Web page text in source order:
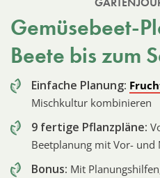
Gemüsebeet-
Beete bis zum
Einfache Planung:
Mischkultur kombinieren
9 fertige Pflanzpläne:
Beetplanung mit Vor- und
Bonus: Mit